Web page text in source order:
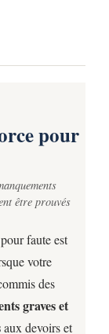
pour
être prouvés
faute est
votre
des
graves et
aux devoirs et